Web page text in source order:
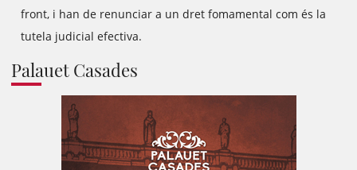
front, i han de renunciar a un dret fomamental com és la
tutela judicial efectiva.
Palauet Casades